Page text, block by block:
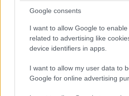
Google consents
I want to allow Google to
related to advertising like
device identifiers in apps.
I want to allow my user data to
Google for online advertising